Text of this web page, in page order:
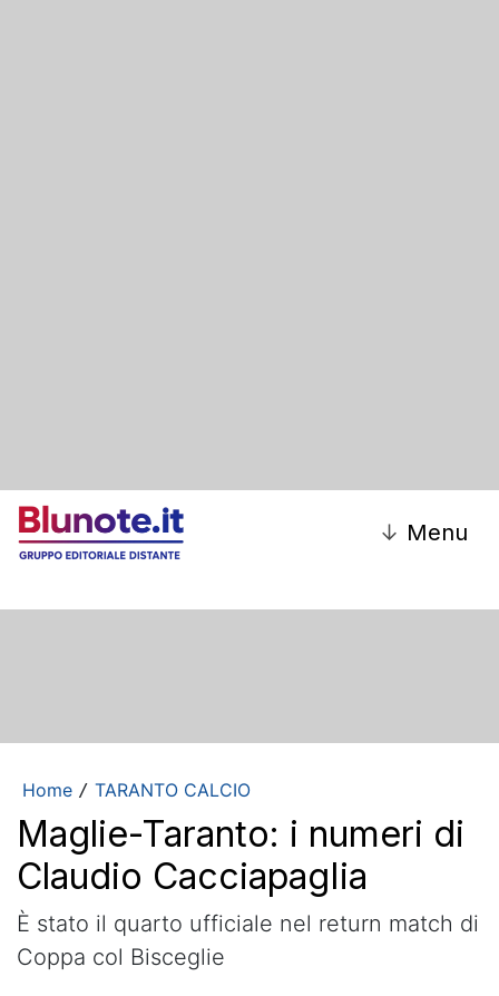
↓ Menu
Home / TARANTO CALCIO
Maglie-Taranto: i numeri di
Claudio CacciapagIia
È stato il quarto ufficiale nel return match di
Coppa col Bisceglie